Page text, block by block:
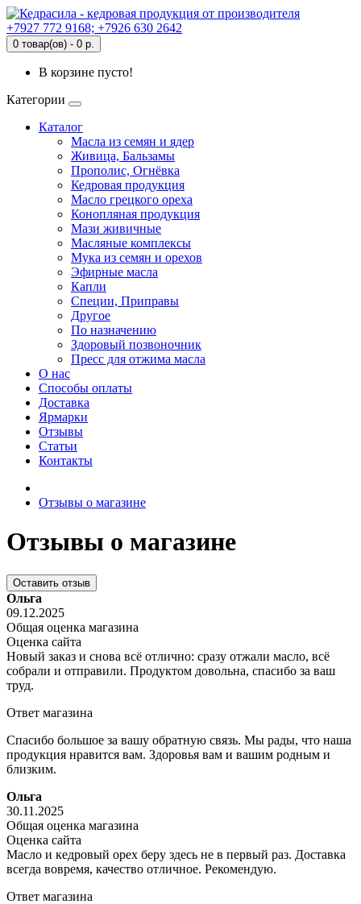
+7927 772 9168; +7926 630 2642
0 товар(ов) - 0 р.
В корзине пусто!
Категории
Каталог
Масла из семян и ядер
Живица, Бальзамы
Прополис, Огнёвка
Кедровая продукция
Масло грецкого ореха
Конопляная продукция
Мази живичные
Масляные комплексы
Мука из семян и орехов
Эфирные масла
Капли
Специи, Приправы
Другое
По назначению
Здоровый позвоночник
Пресс для отжима масла
О нас
Способы оплаты
Доставка
Ярмарки
Отзывы
Статьи
Контакты
Отзывы о магазине
Отзывы о магазине
Оставить отзыв
Ольга
09.12.2025
Общая оценка магазина
Оценка сайта
Новый заказ и снова всё отлично: сразу отжали масло, всё
собрали и отправили. Продуктом довольна, спасибо за ваш
труд.
Ответ магазина
Спасибо большое за вашу обратную связь. Мы рады, что наша
продукция нравится вам. Здоровья вам и вашим родным и
близким.
Ольга
30.11.2025
Общая оценка магазина
Оценка сайта
Масло и кедровый орех беру здесь не в первый раз. Доставка
всегда вовремя, качество отличное. Рекомендую.
Ответ магазина